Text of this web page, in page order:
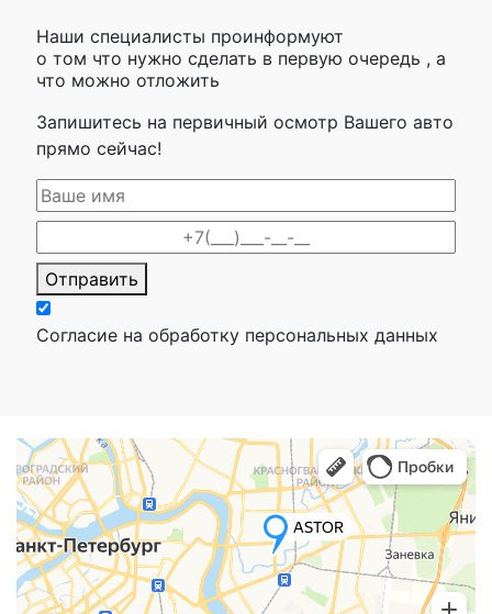
Наши специалисты проинформуют
о том что нужно сделать в первую очередь , а
что можно отложить
Запишитесь на первичный осмотр Вашего авто
прямо сейчас!
Отправить
Согласие на обработку персональных данных